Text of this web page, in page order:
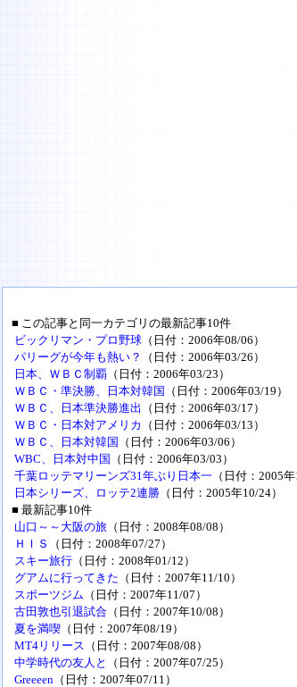
■ この記事と同一カテゴリの最新記事10件
ビックリマン・プロ野球 （日付：2006年08/06）
パリーグが今年も熱い？
（日付：2006年03/26）
日本、ＷＢＣ制覇 （日付：2006年03/23）
ＷＢＣ・準決勝、日本対韓国
（日付：2006年03/19）
ＷＢＣ、日本準決勝進出
（日付：2006年03/17）
ＷＢＣ・日本対アメリカ
（日付：2006年03/13）
ＷＢＣ、日本対韓国
（日付：2006年03/06）
WBC、日本対中国
（日付：2006年03/03）
千葉ロッテマリーンズ31年ぶり日本一 （日付：2005年
日本シリーズ、ロッテ2連勝 （日付：2005年10/24）
■ 最新記事10件
山口～～大阪の旅 （日付：2008年08/08）
ＨＩＳ
（日付：2008年07/27）
スキー旅行 （日付：2008年01/12）
グアムに行ってきた （日付：2007年11/10）
スポーツジム （日付：2007年11/07）
古田敦也引退試合 （日付：2007年10/08）
夏を満喫 （日付：2007年08/19）
MT4リリース （日付：2007年08/08）
中学時代の友人と
（日付：2007年07/25）
Greeeen （日付：2007年07/11）